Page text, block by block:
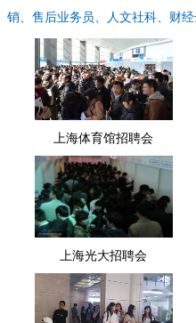
销、售后业务员、人文社科、财
下一篇：2025年11月8日【健康中
医药、食品保健、健康医疗、养
上海体育馆招聘会
上海光大招聘会